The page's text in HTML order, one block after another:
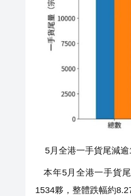
5月全港一手貨尾減逾
本年5月全港一手貨
1534夥，整體跌幅約